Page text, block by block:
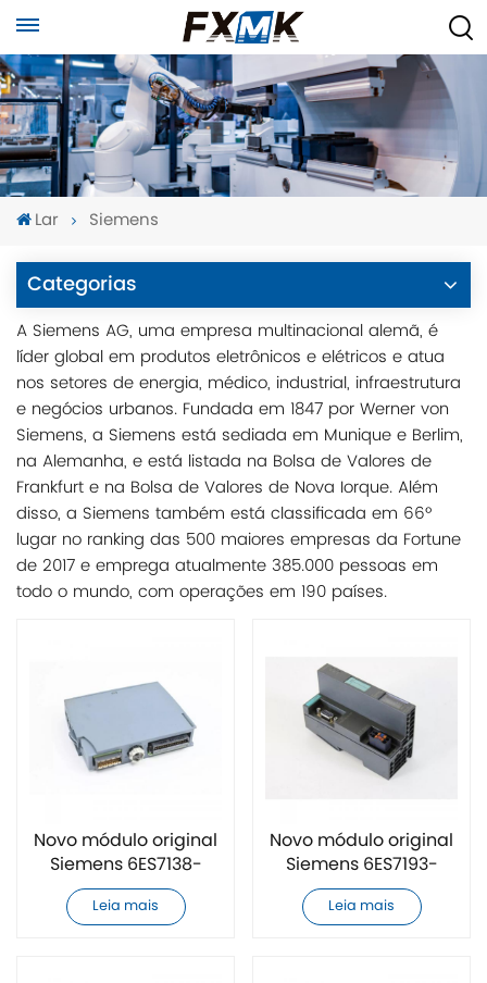
Lar Siemens
Categorias
A Siemens AG, uma empresa multinacional alemã, é
líder global em produtos eletrônicos e elétricos e atua
nos setores de energia, médico, industrial, infraestrutura
e negócios urbanos. Fundada em 1847 por Werner von
Siemens, a Siemens está sediada em Munique e Berlim,
na Alemanha, e está listada na Bolsa de Valores de
Frankfurt e na Bolsa de Valores de Nova Iorque. Além
disso, a Siemens também está classificada em 66º
lugar no ranking das 500 maiores empresas da Fortune
de 2017 e emprega atualmente 385.000 pessoas em
todo o mundo, com operações em 190 países.
Novo módulo original
Siemens 6ES7138-
6AA01-0BA0
Leia mais
Novo módulo original
Siemens 6ES7193-
6BP20-0BA0
Leia mais